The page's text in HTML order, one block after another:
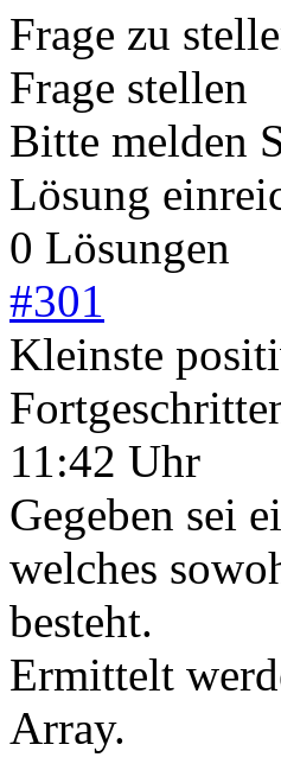
Frage zu
Frage stellen
Bitte melden
Lösung
0 Lösungen
#301
Kleinste
11:42 Uhr
Gegeben sei
welches
besteht.
Ermittelt
Array.